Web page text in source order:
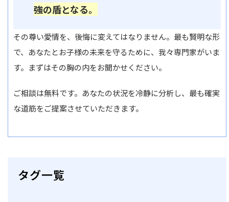
強の盾となる。
その尊い愛情を、後悔に変えてはなりません。最も賢明な形
で、あなたとお子様の未来を守るために、我々専門家がいま
す。まずはその胸の内をお聞かせください。
ご相談は無料です。あなたの状況を冷静に分析し、最も確実
な道筋をご提案させていただきます。
タグ一覧